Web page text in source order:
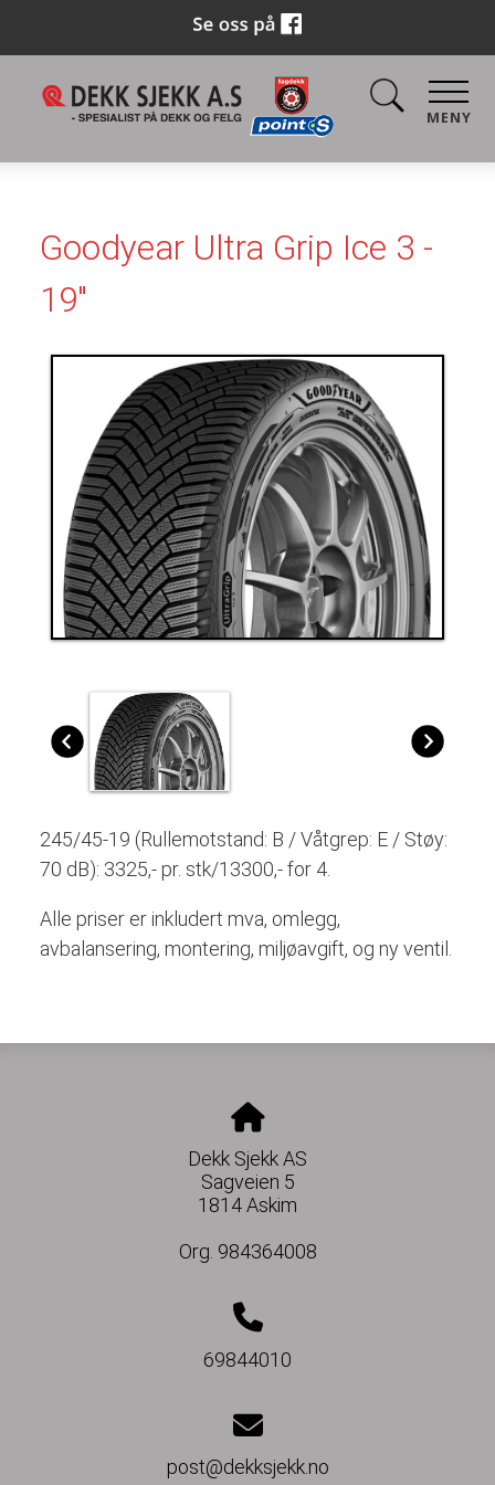
MENY
Goodyear Ultra Grip Ice 3 -
19"
245/45-19 (Rullemotstand: B / Våtgrep: E / Støy:
70 dB): 3325,- pr. stk/13300,- for 4.
Alle priser er inkludert mva, omlegg,
avbalansering, montering, miljøavgift, og ny ventil.
Dekk Sjekk AS
Sagveien 5
1814 Askim
Org. 984364008
69844010
post@dekksjekk.no